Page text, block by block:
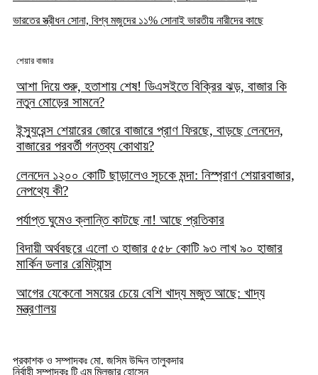
ভারতের স্ত্রীধন সোনা, বিশ্ব মজুদের ১১% সোনাই ভারতীয় নারীদের কাছে
শেয়ার বাজার
আশা দিয়ে শুরু, হতাশায় শেষ! ডিএসইতে বিক্রির ঝড়, বাজার কি
নতুন মোড়ের সামনে?
ইন্স্যুরেন্স শেয়ারের জোরে বাজারে প্রাণ ফিরছে, বাড়ছে লেনদেন,
বাজারের পরবর্তী গন্তব্য কোথায়?
লেনদেন ১২০০ কোটি ছাড়ালেও সূচকে মন্দা: নিস্প্রাণ শেয়ারবাজার,
নেপথ্যে কী?
পর্যাপ্ত ঘুমেও ক্লান্তি কাটছে না! আছে প্রতিকার
বিদায়ী অর্থবছরে এলো ৩ হাজার ৫৫৮ কোটি ৯৩ লাখ ৯০ হাজার
মার্কিন ডলার রেমিট্যান্স
আগের যেকেনো সময়ের চেয়ে বেশি খাদ্য মজুত আছে: খাদ্য
মন্ত্রণালয়
প্রকাশক ও সম্পাদকঃ মো. জসিম উদ্দিন তালুকদার
নির্বাহী সম্পাদকঃ টি এম মিলজার হোসেন